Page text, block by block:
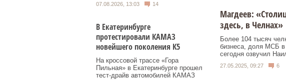
07.08.2026, 13:03 14
В Екатеринбурге
протестировали КАМАЗ
новейшего поколения К5
На кроссовой трассе «Гора
Пильная» в Екатеринбурге прошел
тест-драйв автомобилей КАМАЗ
Магдеев:
здесь, в Челнах»
Более 104 тысяч
бизнеса, доля МСБ в
сегодня озвучил
27.05.2025, 09:27 6